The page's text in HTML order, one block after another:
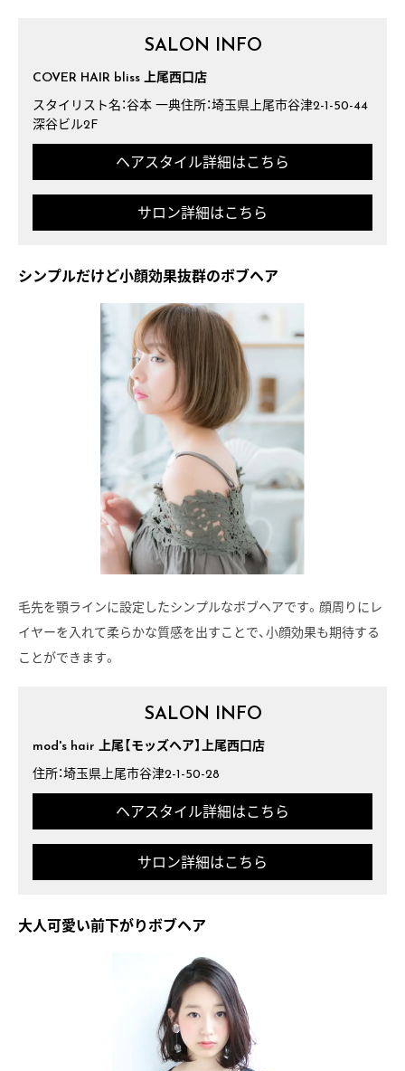
SALON INFO
COVER HAIR bliss 上尾西口店
スタイリスト名：谷本 一典住所：埼玉県上尾市谷津2-1-50-44
深谷ビル2F
ヘアスタイル詳細はこちら
サロン詳細はこちら
シンプルだけど小顔効果抜群のボブヘア
毛先を顎ラインに設定したシンプルなボブヘアです。顔周りにレ
イヤーを入れて柔らかな質感を出すことで、小顔効果も期待する
ことができます。
SALON INFO
mod's hair 上尾【モッズヘア】上尾西口店
住所：埼玉県上尾市谷津2-1-50-28
ヘアスタイル詳細はこちら
サロン詳細はこちら
大人可愛い前下がりボブヘア